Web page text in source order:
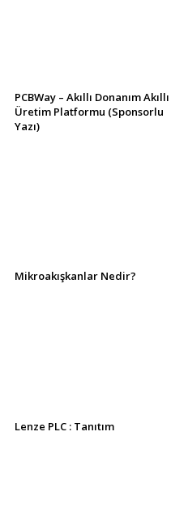
PCBWay – Akıllı Donanım Akıllı
Üretim Platformu (Sponsorlu
Yazı)
Mikroakışkanlar Nedir?
Lenze PLC : Tanıtım